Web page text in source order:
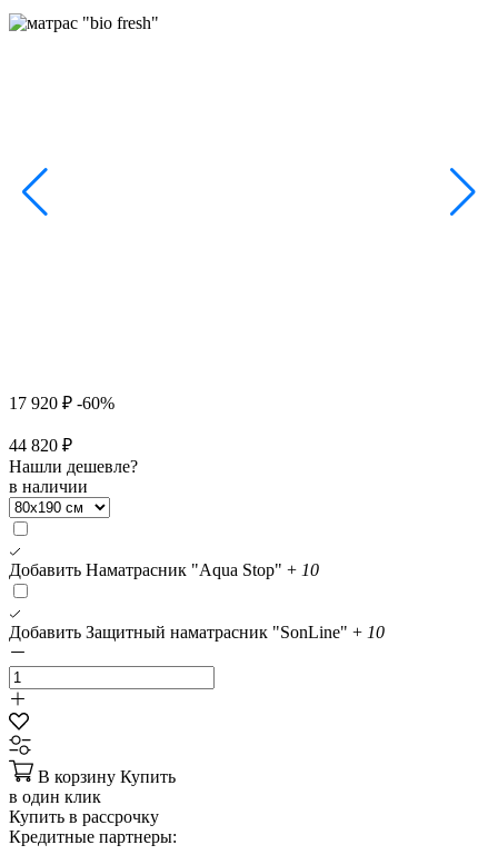
17 920 ₽ -60%
44 820 ₽
Нашли дешевле?
в наличии
Добавить Наматрасник "Aqua Stop" + 10
Добавить Защитный наматрасник "SonLine" + 10
В корзину Купить
в один клик
Купить в рассрочку
Кредитные партнеры: